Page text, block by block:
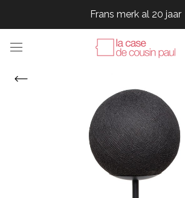
Frans merk al 20 jaar
Frans merk al 20 jaar
Frans merk al 20 jaar